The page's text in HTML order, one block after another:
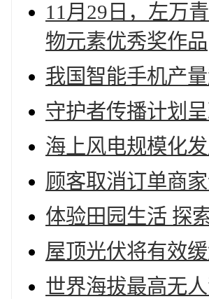
11月29日，左万
物元素优秀奖作品
我国智能手机产
守护者传播计划
海上风电规模化
顾客取消订单商
体验田园生活 探
屋顶光伏将有效
世界海拔最高无